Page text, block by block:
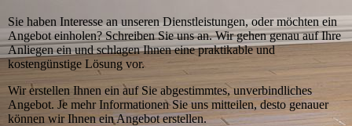
Sie haben Interesse an unseren Dienstleistungen, oder möchten ein
Angebot einholen? Schreiben Sie uns an. Wir gehen genau auf Ihre
Anliegen ein und schlagen Ihnen eine praktikable und
kostengünstige Lösung vor.
Wir erstellen Ihnen ein auf Sie abgestimmtes, unverbindliches
Angebot. Je mehr Informationen Sie uns mitteilen, desto genauer
können wir Ihnen ein Angebot erstellen.